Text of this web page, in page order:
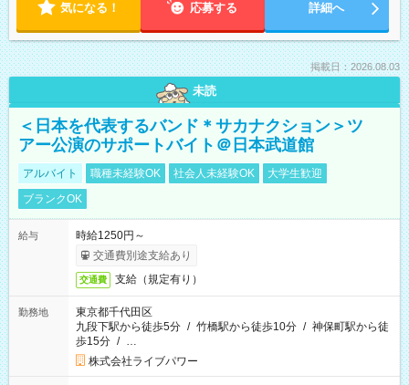
気になる！ 応募する 詳細へ
掲載日：2026.08.03
未読
＜日本を代表するバンド＊サカナクション＞ツ
アー公演のサポートバイト＠日本武道館
アルバイト 職種未経験OK 社会人未経験OK
大学生歓迎
ブランクOK
給与
時給1250円～
交通費別途支給あり
交通費 支給（規定有り）
勤務地
東京都千代田区
九段下駅から徒歩5分 / 竹橋駅から徒歩10分 / 神保町駅から徒
歩15分 / …
株式会社ライブパワー